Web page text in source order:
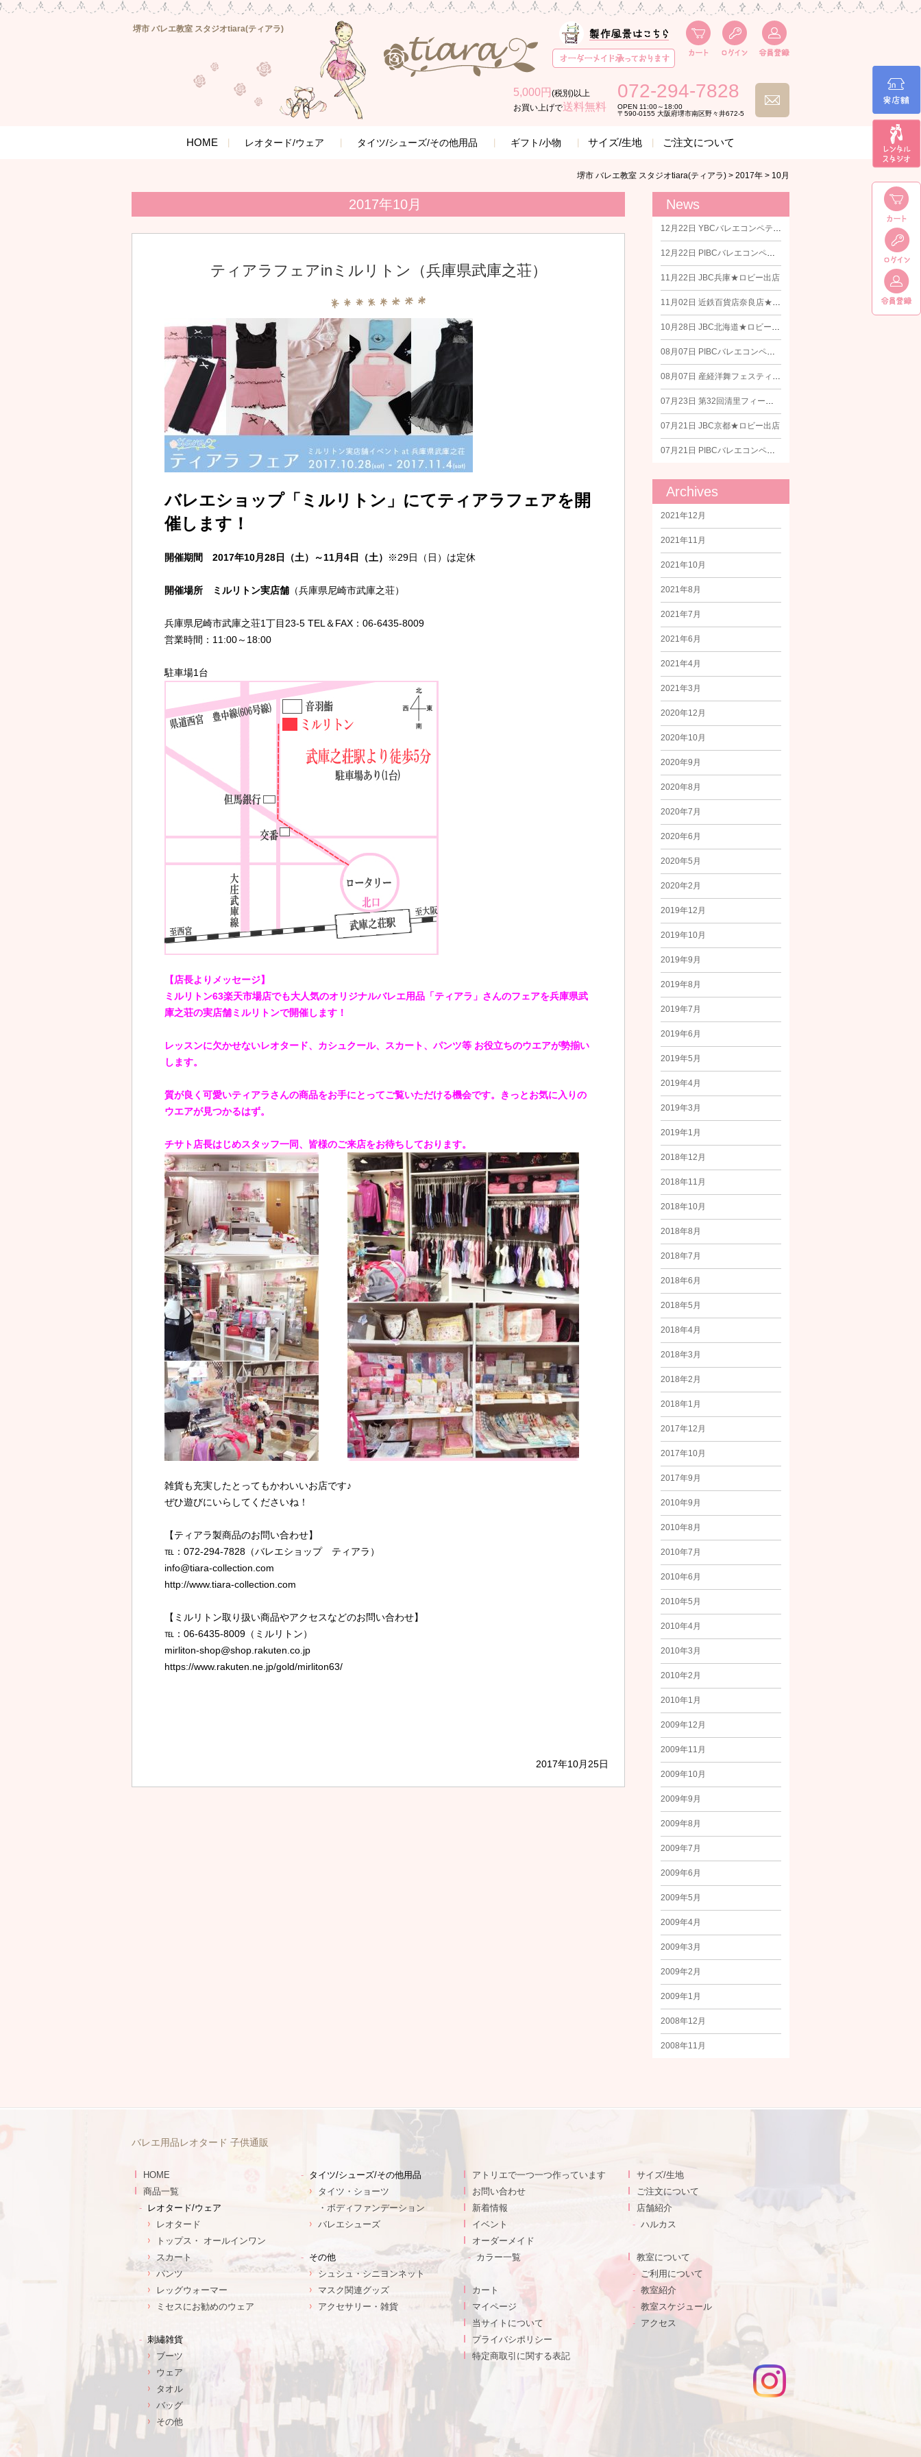
堺市 バレエ教室 スタジオtiara(ティアラ)
5,000円 (税別)以上
お買い上げで送料無料
072-294-7828
OPEN 11:00～18:00
〒590-0155 大阪府堺市南区野々井672-5
HOME レオタード/ウェア タイツ/シューズ/その他用品 ギフト/小物 サイズ/生地 ご注文について
堺市 バレエ教室 スタジオtiara(ティアラ) > 2017年 > 10月
2017年10月
ティアラフェアinミルリトン（兵庫県武庫之荘）
バレエショップ「ミルリトン」にてティアラフェアを開
催します！
開催期間 2017年10月28日（土）～11月4日（土） ※29日（日）は定休
開催場所 ミルリトン実店舗 （兵庫県尼崎市武庫之荘）
兵庫県尼崎市武庫之荘1丁目23-5 TEL＆FAX：06-6435-8009
営業時間：11:00～18:00
駐車場1台
【店長よりメッセージ】
ミルリトン63楽天市場店でも大人気のオリジナルバレエ用品「ティアラ 」さんのフェアを兵庫県武
庫之荘の実店舗ミルリトンで開催します！
レッスンに欠かせないレオタード、カシュクール、スカート、パンツ等 お役立ちのウエアが勢揃い
します。
質が良く可愛いティアラさんの商品をお手にとってご覧いただける機会です。きっとお気に入りの
ウエアが見つかるはず。
チサト店長はじめスタッフ一同、皆様のご来店をお待ちしております。
雑貨も充実したとってもかわいいお店です♪
ぜひ遊びにいらしてくださいね！
【ティアラ製商品のお問い合わせ】
℡：072-294-7828（バレエショップ ティアラ）
info@tiara-collection.com
http://www.tiara-collection.com
【ミルリトン取り扱い商品やアクセスなどのお問い合わせ】
℡：06-6435-8009（ミルリトン）
mirliton-shop@shop.rakuten.co.jp
https://www.rakuten.ne.jp/gold/mirliton63/
2017年10月25日
News
12月22日 YBCバレエコンペティションin東京★ロビー出店
12月22日 PIBCバレエコンペティションin埼玉★ロビー出店
11月22日 JBC兵庫★ロビー出店
11月02日 近鉄百貨店奈良店★期間限定ショップ
10月28日 JBC北海道★ロビー出店
08月07日 PIBCバレエコンペティションin広島★ロビー出店
08月07日 産経洋舞フェスティバルin和歌山★ロビー出店
07月23日 第32回清里フィールドバレエ出店
07月21日 JBC京都★ロビー出店
07月21日 PIBCバレエコンペティションin埼玉★ロビー出店
Archives
2021年12月
2021年11月
2021年10月
2021年8月
2021年7月
2021年6月
2021年4月
2021年3月
2020年12月
2020年10月
2020年9月
2020年8月
2020年7月
2020年6月
2020年5月
2020年2月
2019年12月
2019年10月
2019年9月
2019年8月
2019年7月
2019年6月
2019年5月
2019年4月
2019年3月
2019年1月
2018年12月
2018年11月
2018年10月
2018年8月
2018年7月
2018年6月
2018年5月
2018年4月
2018年3月
2018年2月
2018年1月
2017年12月
2017年10月
2017年9月
2010年9月
2010年8月
2010年7月
2010年6月
2010年5月
2010年4月
2010年3月
2010年2月
2010年1月
2009年12月
2009年11月
2009年10月
2009年9月
2009年8月
2009年7月
2009年6月
2009年5月
2009年4月
2009年3月
2009年2月
2009年1月
2008年12月
2008年11月
バレエ用品レオタード 子供通販
HOME
商品一覧
レオタード/ウェア
レオタード
トップス・ オールインワン
スカート
パンツ
レッグウォーマー
ミセスにお勧めのウェア
刺繡雑貨
ブーツ
ウェア
タオル
バッグ
その他
タイツ/シューズ/その他用品
タイツ・ショーツ
・ボディファンデーション
バレエシューズ
その他
シュシュ・シニヨンネット
マスク関連グッズ
アクセサリー・雑貨
アトリエで一つ一つ作っています
お問い合わせ
新着情報
イベント
オーダーメイド
カラー一覧
カート
マイページ
当サイトについて
プライバシポリシー
特定商取引に関する表記
サイズ/生地
ご注文について
店舗紹介
ハルカス
教室について
ご利用について
教室紹介
教室スケジュール
アクセス